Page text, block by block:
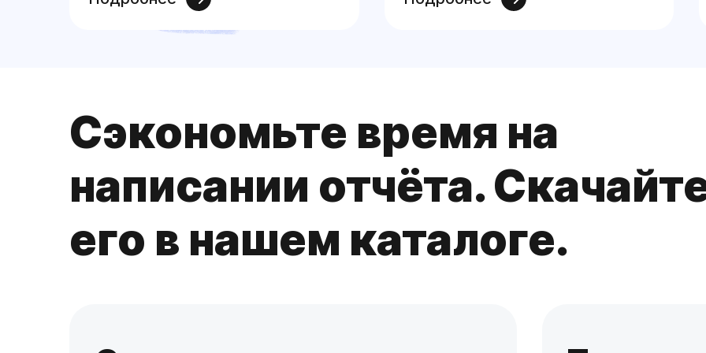
Сэкономьте время на
написании отчёта.
его в нашем каталоге.